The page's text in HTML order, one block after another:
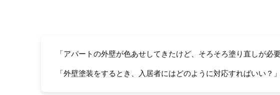
「アパートの外壁が色あせしてきたけど、そろそろ塗り直しが必要
「外壁塗装をするとき、入居者にはどのように対応すればいい？」